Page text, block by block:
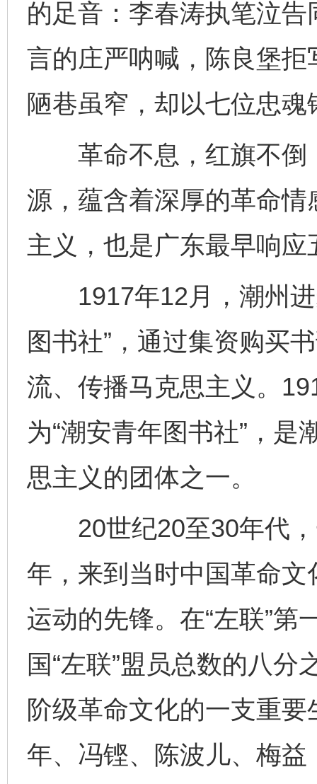
的足音：李春涛执笔泣
言的庄严呐喊，陈良堡
陋巷虽窄，却以七位忠
革命不息，红旗不倒
源，蕴含着深厚的革命
主义，也是广东最早响
1917年12月，潮州进
图书社”，通过集资购买
流、传播马克思主义。
为“潮安青年图书社”，
思主义的团体之一。
20世纪20至30年代，
年，来到当时中国革命
运动的先锋。在“左联”
国“左联”盟员总数的八
阶级革命文化的一支重
年、冯铿、陈波儿、梅益